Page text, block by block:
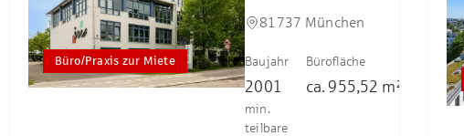
Büro/Praxis zur Miete
81737 München
Baujahr
2001
Bürofläche
ca. 955,52 m²
min.
teilbare